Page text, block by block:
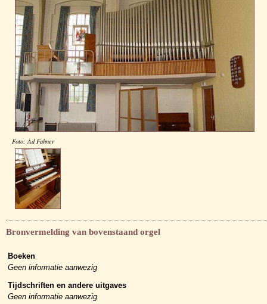
Foto: Ad Fahner
Bronvermelding van bovenstaand orgel
Boeken
Geen informatie aanwezig
Tijdschriften en andere uitgaves
Geen informatie aanwezig